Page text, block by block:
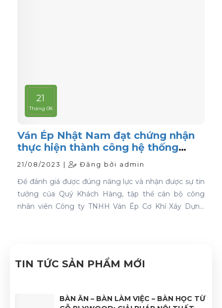
21
Tháng 08
Ván Ép Nhật Nam đạt chứng nhận
thực hiện thành công hệ thống
quản lý chất lượng ISO 9001:2015
21/08/2023 | Đăng bởi admin
Để đánh giá được đúng năng lực và nhận được sự tin
tưởng của Quý Khách Hàng, tập thể cán bộ công
nhân viên Công ty TNHH Ván Ép Cơ Khí Xáy Dựng
TIN TỨC SẢN PHẨM MỚI
BÀN ĂN – BÀN LÀM VIỆC – BÀN HỌC TỪ